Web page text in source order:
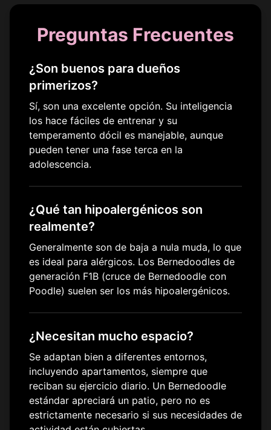
Preguntas Frecuentes
¿Son buenos para dueños
primerizos?
Sí, son una excelente opción. Su inteligencia
los hace fáciles de entrenar y su
temperamento dócil es manejable, aunque
pueden tener una fase terca en la
adolescencia.
¿Qué tan hipoalergénicos son
realmente?
Generalmente son de baja a nula muda, lo que
es ideal para alérgicos. Los Bernedoodles de
generación F1B (cruce de Bernedoodle con
Poodle) suelen ser los más hipoalergénicos.
¿Necesitan mucho espacio?
Se adaptan bien a diferentes entornos,
incluyendo apartamentos, siempre que
reciban su ejercicio diario. Un Bernedoodle
estándar apreciará un patio, pero no es
estrictamente necesario si sus necesidades de